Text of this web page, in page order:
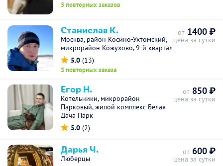
5 повторных заказов
Станислав К.
Москва, район Косино-Ухтомский,
микрорайон Кожухово, 9-й квартал
5.0 (13)
3 повторных заказа
от 1400 ₽
цена за сутки
Егор Н.
Котельники, микрорайон
Парковый, жилой комплекс Белая
Дача Парк
5.0 (2)
от 850 ₽
цена за сутки
Дарья Ч.
Люберцы
от 600 ₽
цена за сутки